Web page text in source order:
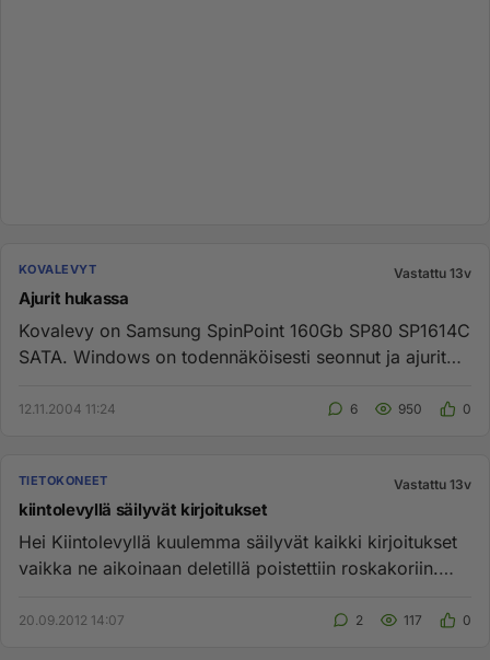
KOVALEVYT Vastattu 13v
Ajurit hukassa
Kovalevy on Samsung SpinPoint 160Gb SP80 SP1614C
SATA. Windows on todennäköisesti seonnut ja ajurit
12.11.2004 11:24 6 950 0
TIETOKONEET Vastattu 13v
kiintolevyllä säilyvät kirjoitukset
Hei Kiintolevyllä kuulemma säilyvät kaikki kirjoitukset
vaikka ne aikoinaan deletillä poistettiin roskakoriin.
20.09.2012 14:07 2 117 0